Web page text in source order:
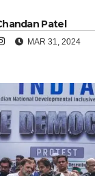
Patel
MAR 31, 2024